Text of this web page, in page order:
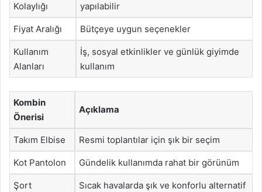
Kolaylığı
yapılabilir
Fiyat Aralığı Bütçeye uygun seçenekler
Kullanım
Alanları
İş, sosyal etkinlikler ve günlük giyimde
kullanım
Kombin
Önerisi
Açıklama
Takım Elbise Resmi toplantılar için şık bir seçim
Kot Pantolon Gündelik kullanımda rahat bir görünüm
Şort Sıcak havalarda şık ve konforlu alternatif